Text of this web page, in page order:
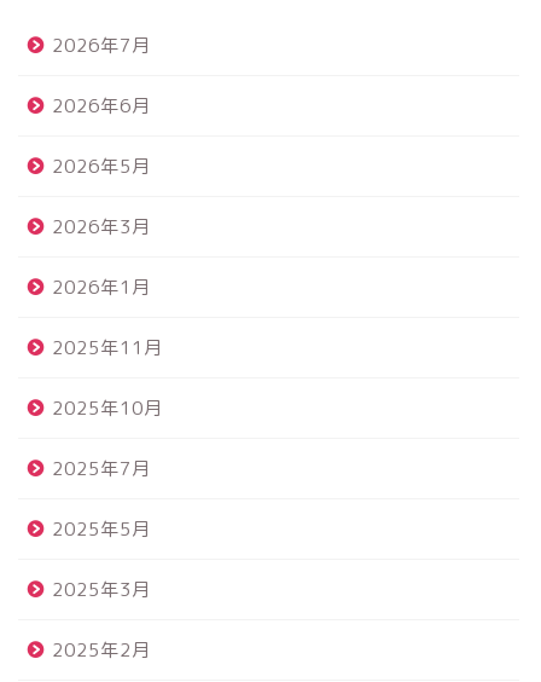
2026年7月
2026年6月
2026年5月
2026年3月
2026年1月
2025年11月
2025年10月
2025年7月
2025年5月
2025年3月
2025年2月